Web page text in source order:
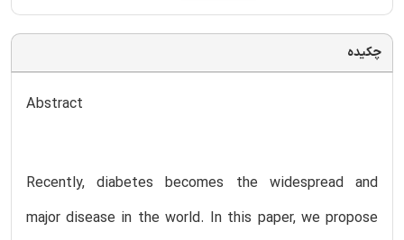
چکیده
Abstract
Recently, diabetes becomes the widespread and
major disease in the world. In this paper, we propose